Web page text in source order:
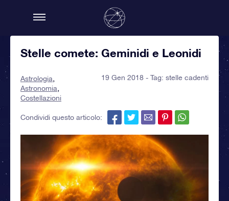
Stelle comete: Geminidi e Leonidi
Astrologia
Astronomia
Costellazioni
19 Gen 2018 - Tag: stelle cadenti
Condividi questo articolo: